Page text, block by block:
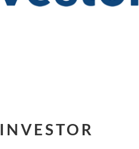
INVESTOR